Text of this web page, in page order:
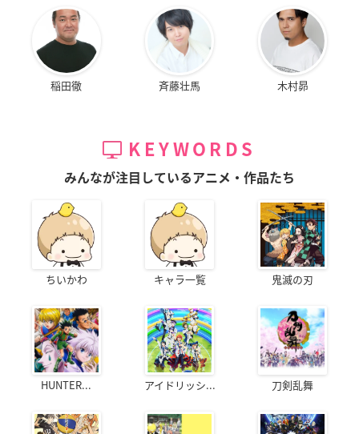
稲田徹 斉藤壮馬 木村昴
KEYWORDS
みんなが注目しているアニメ・作品たち
ちいかわ キャラ一覧 鬼滅の刃
HUNTER... アイドリッシ... 刀剣乱舞